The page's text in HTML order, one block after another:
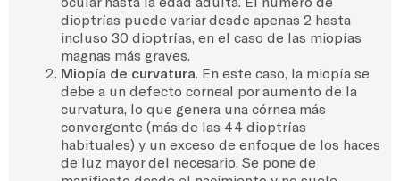
dioptrías puede variar desde apenas 2 hasta
incluso 30 dioptrías, en el caso de las miopías
magnas más graves.
Miopía de curvatura . En este caso, la miopía se
debe a un defecto corneal por aumento de la
curvatura, lo que genera una córnea más
convergente (más de las 44 dioptrías
habituales) y un exceso de enfoque de los haces
de luz mayor del necesario. Se pone de